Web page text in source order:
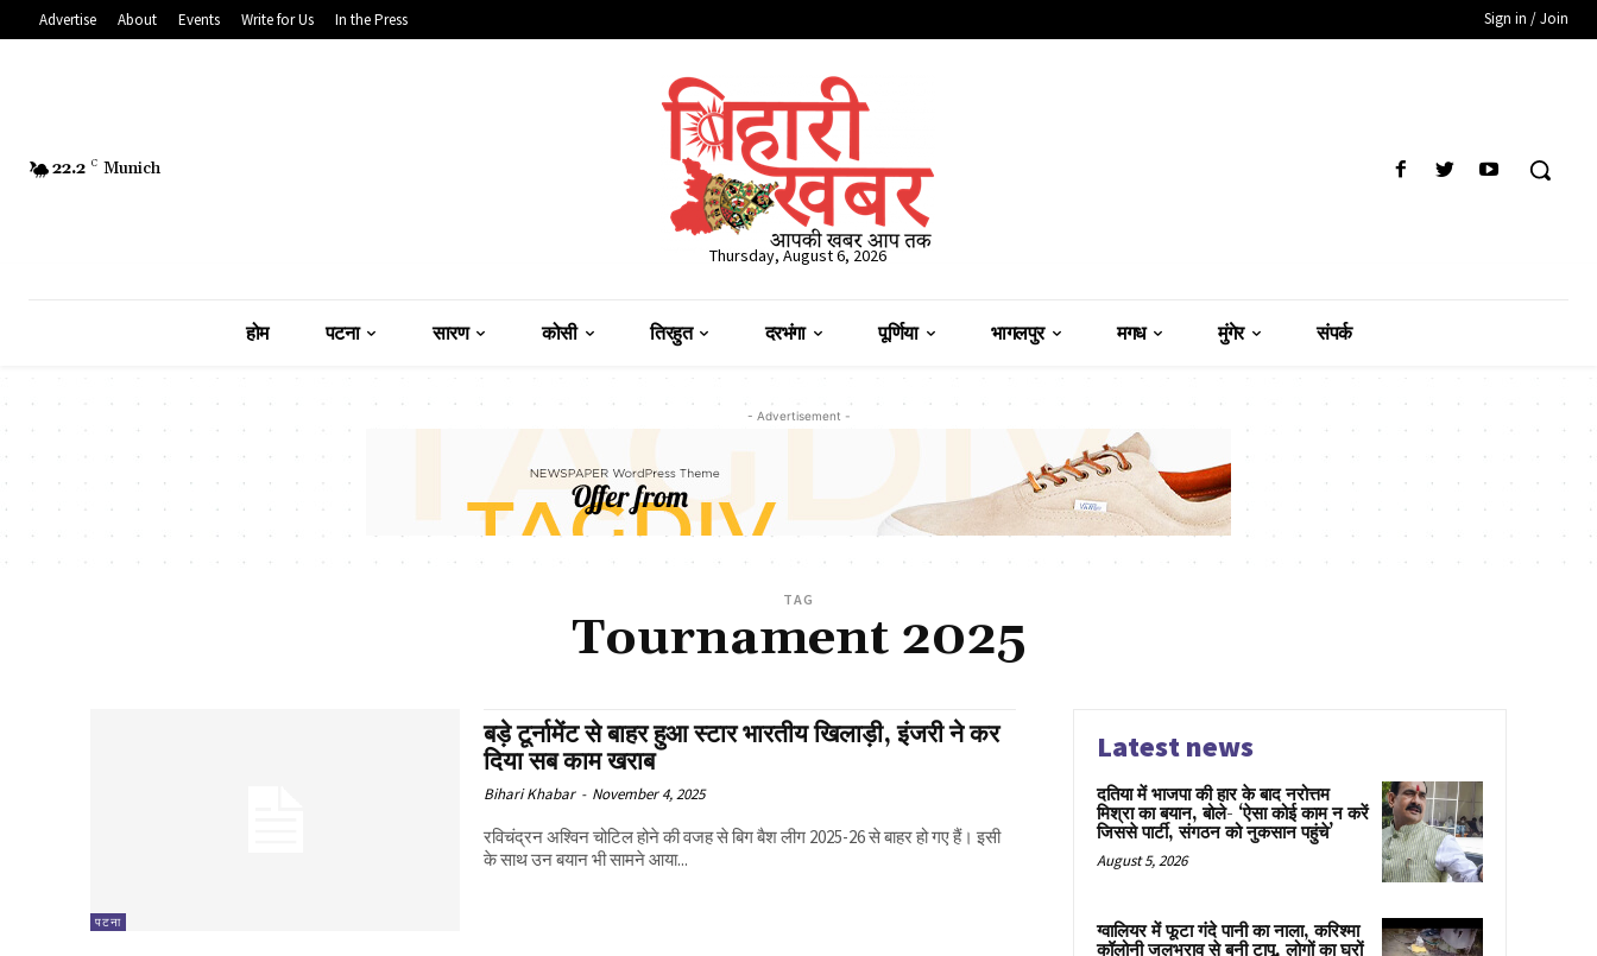
Advertise About Events Write for Us In the Press Sign in / Join
22.2 C Munich
Thursday, August 6, 2026
होम पटना सारण कोसी तिरहुत दरभंगा पूर्णिया भागलपुर मगध मुंगेर संपर्क
- Advertisement -
TAG
Tournament 2025
पटना
बड़े टूर्नामेंट से बाहर हुआ स्टार भारतीय खिलाड़ी, इंजरी ने कर
दिया सब काम खराब
Bihari Khabar - November 4, 2025
रविचंद्रन अश्विन चोटिल होने की वजह से बिग बैश लीग 2025-26 से बाहर हो गए हैं। इसी
के साथ उन बयान भी सामने आया...
Latest news
दतिया में भाजपा की हार के बाद नरोत्तम
मिश्रा का बयान, बोले- ‘ऐसा कोई काम न करें
जिससे पार्टी, संगठन को नुकसान पहुंचे’
August 5, 2026
ग्वालियर में फूटा गंदे पानी का नाला, करिश्मा
कॉलोनी जलभराव से बनी टापू, लोगों का घरों